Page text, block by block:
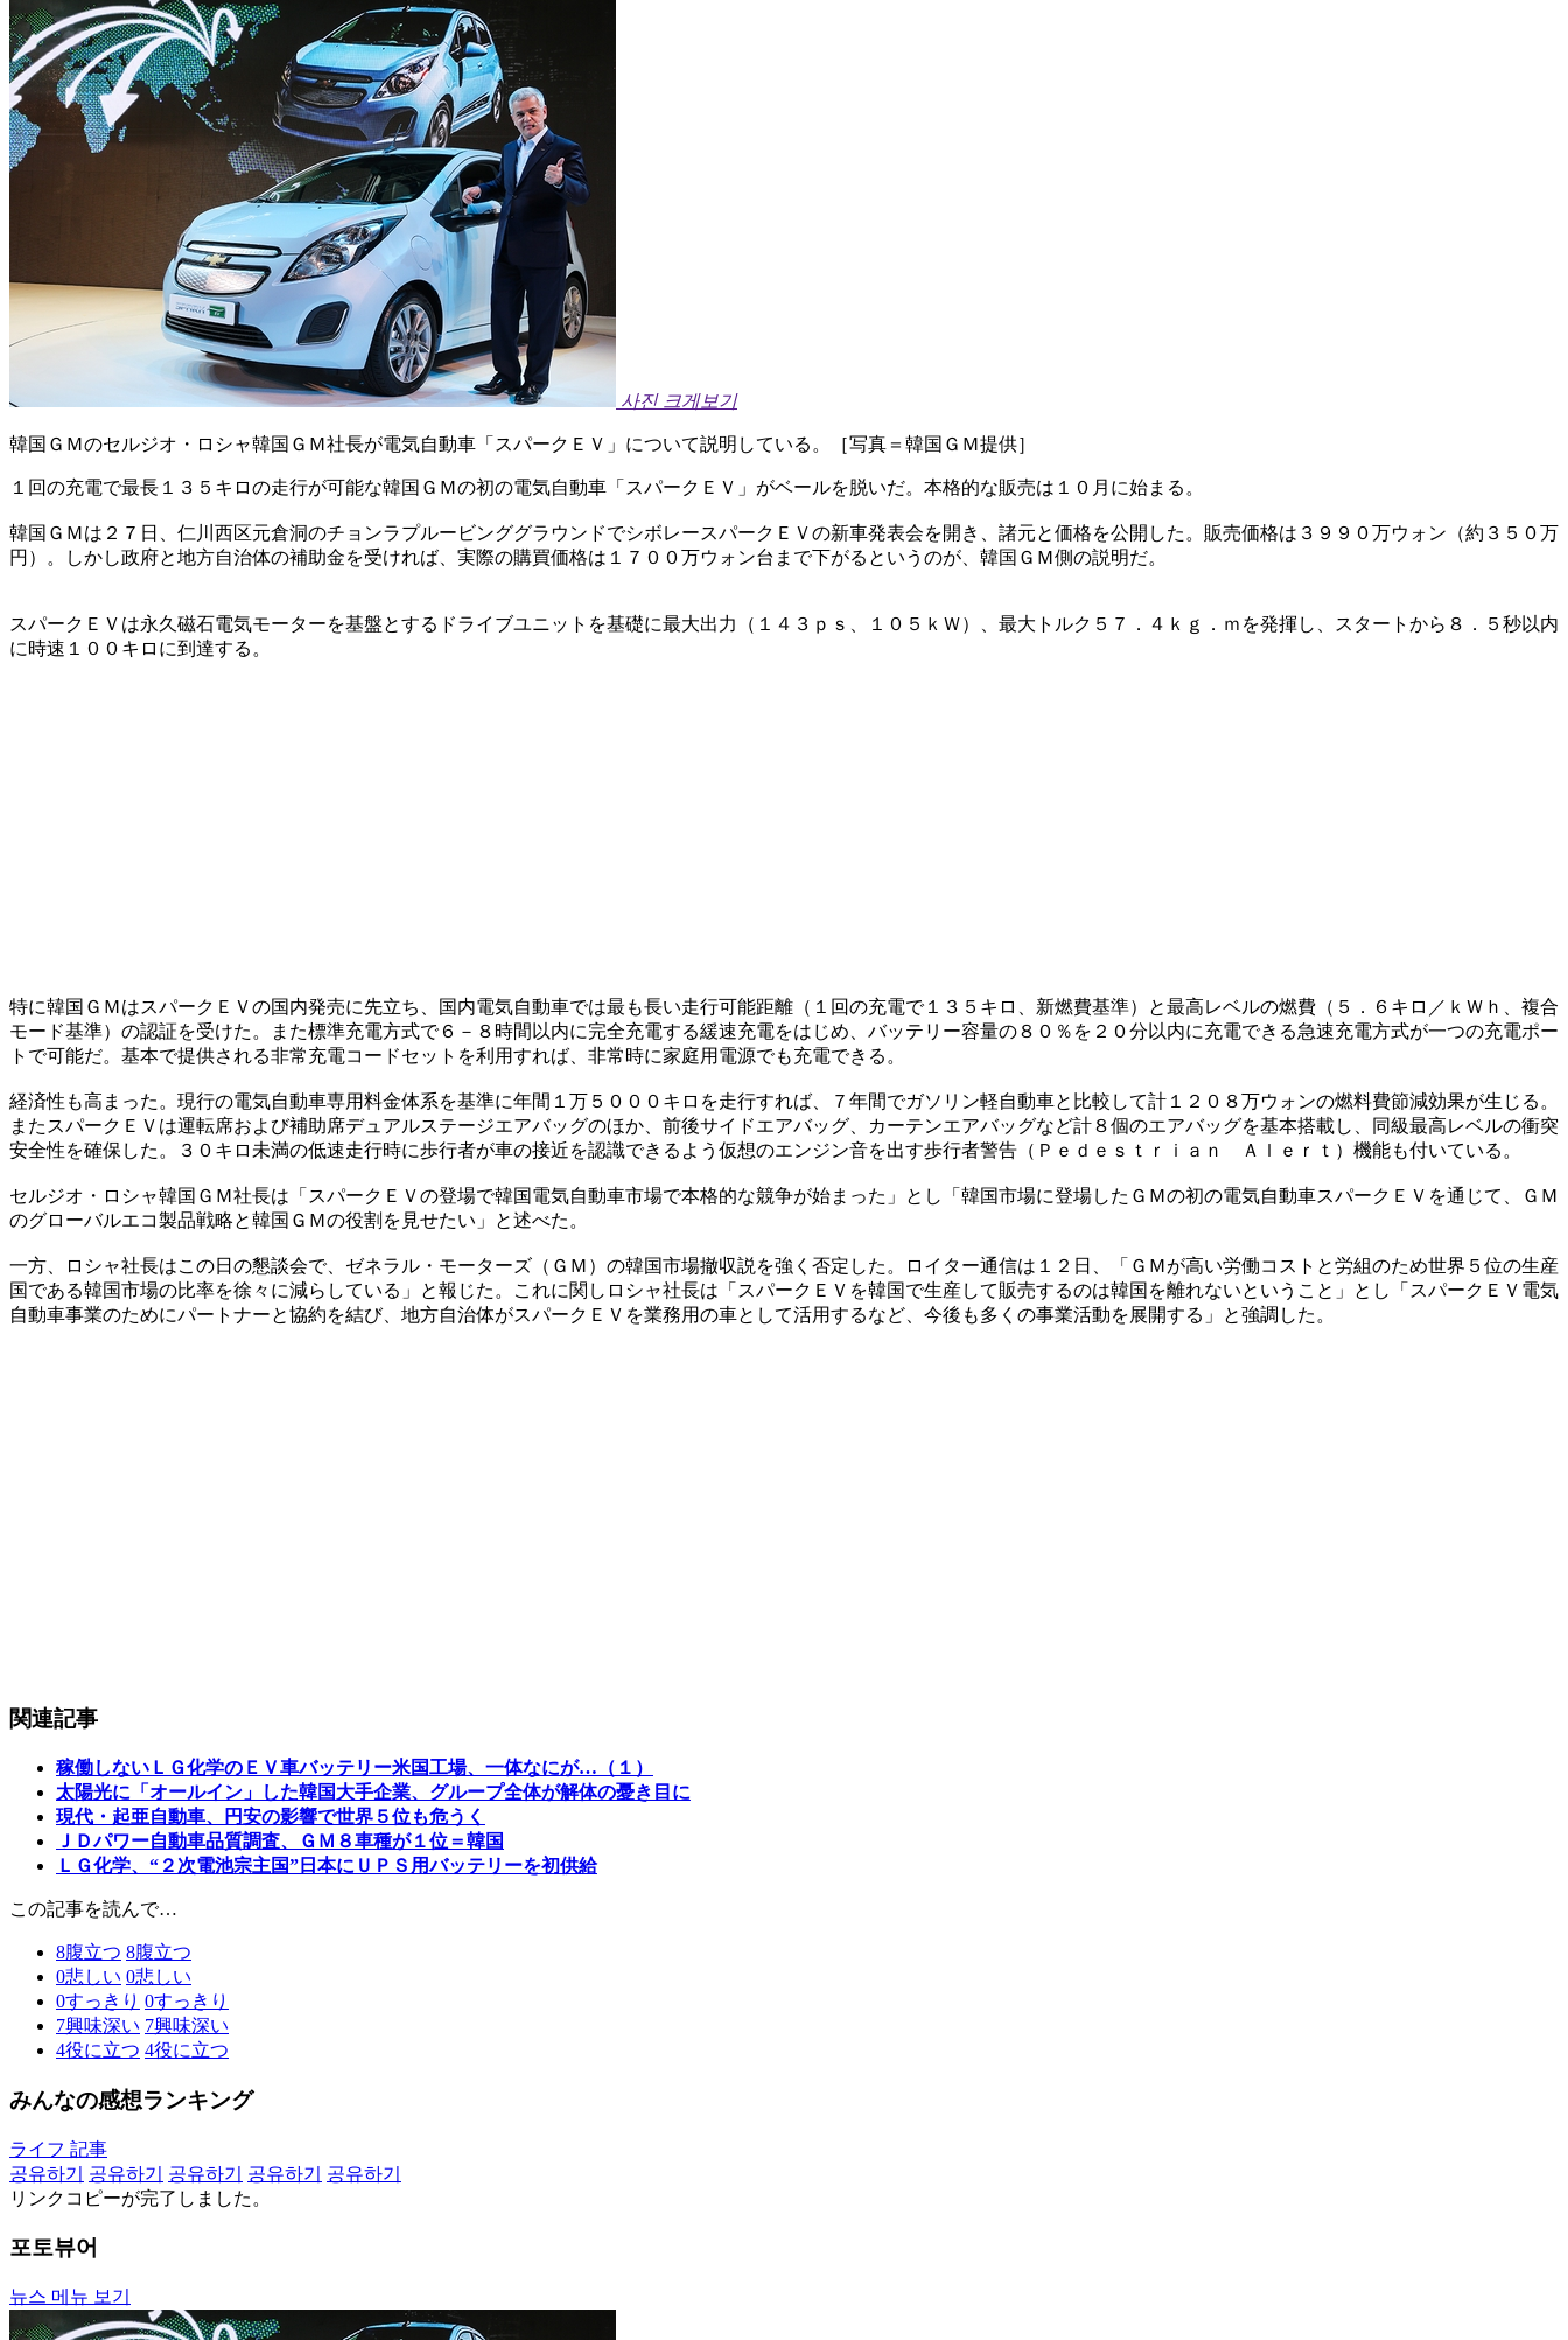
사진 크게보기
韓国ＧＭのセルジオ・ロシャ韓国ＧＭ社長が電気自動車「スパークＥＶ」について説明している。［写真＝韓国ＧＭ提供］
１回の充電で最長１３５キロの走行が可能な韓国ＧＭの初の電気自動車「スパークＥＶ」がベールを脱いだ。本格的な販売は１０月に始まる。
韓国ＧＭは２７日、仁川西区元倉洞のチョンラプルービンググラウンドでシボレースパークＥＶの新車発表会を開き、諸元と価格を公開した。販売価格は３９９０万ウォン（約３５０万
円）。しかし政府と地方自治体の補助金を受ければ、実際の購買価格は１７００万ウォン台まで下がるというのが、韓国ＧＭ側の説明だ。
スパークＥＶは永久磁石電気モーターを基盤とするドライブユニットを基礎に最大出力（１４３ｐｓ、１０５ｋＷ）、最大トルク５７．４ｋｇ．ｍを発揮し、スタートから８．５秒以内
に時速１００キロに到達する。
特に韓国ＧＭはスパークＥＶの国内発売に先立ち、国内電気自動車では最も長い走行可能距離（１回の充電で１３５キロ、新燃費基準）と最高レベルの燃費（５．６キロ／ｋＷｈ、複合
モード基準）の認証を受けた。また標準充電方式で６－８時間以内に完全充電する緩速充電をはじめ、バッテリー容量の８０％を２０分以内に充電できる急速充電方式が一つの充電ポー
トで可能だ。基本で提供される非常充電コードセットを利用すれば、非常時に家庭用電源でも充電できる。
経済性も高まった。現行の電気自動車専用料金体系を基準に年間１万５０００キロを走行すれば、７年間でガソリン軽自動車と比較して計１２０８万ウォンの燃料費節減効果が生じる。
またスパークＥＶは運転席および補助席デュアルステージエアバッグのほか、前後サイドエアバッグ、カーテンエアバッグなど計８個のエアバッグを基本搭載し、同級最高レベルの衝突
安全性を確保した。３０キロ未満の低速走行時に歩行者が車の接近を認識できるよう仮想のエンジン音を出す歩行者警告（Ｐｅｄｅｓｔｒｉａｎ Ａｌｅｒｔ）機能も付いている。
セルジオ・ロシャ韓国ＧＭ社長は「スパークＥＶの登場で韓国電気自動車市場で本格的な競争が始まった」とし「韓国市場に登場したＧＭの初の電気自動車スパークＥＶを通じて、ＧＭ
のグローバルエコ製品戦略と韓国ＧＭの役割を見せたい」と述べた。
一方、ロシャ社長はこの日の懇談会で、ゼネラル・モーターズ（ＧＭ）の韓国市場撤収説を強く否定した。ロイター通信は１２日、「ＧＭが高い労働コストと労組のため世界５位の生産
国である韓国市場の比率を徐々に減らしている」と報じた。これに関しロシャ社長は「スパークＥＶを韓国で生産して販売するのは韓国を離れないということ」とし「スパークＥＶ電気
自動車事業のためにパートナーと協約を結び、地方自治体がスパークＥＶを業務用の車として活用するなど、今後も多くの事業活動を展開する」と強調した。
関連記事
稼働しないＬＧ化学のＥＶ車バッテリー米国工場、一体なにが…（１）
太陽光に「オールイン」した韓国大手企業、グループ全体が解体の憂き目に
現代・起亜自動車、円安の影響で世界５位も危うく
ＪＤパワー自動車品質調査、ＧＭ８車種が１位＝韓国
ＬＧ化学、“２次電池宗主国”日本にＵＰＳ用バッテリーを初供給
この記事を読んで…
8腹立つ 8腹立つ
0悲しい 0悲しい
0すっきり 0すっきり
7興味深い 7興味深い
4役に立つ 4役に立つ
みんなの感想ランキング
ライフ 記事
공유하기
공유하기 공유하기 공유하기
공유하기
リンクコピーが完了しました。
포토뷰어
뉴스 메뉴 보기